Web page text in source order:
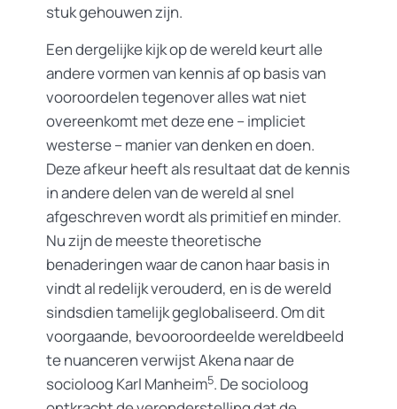
stuk gehouwen zijn.
Een dergelijke kijk op de wereld keurt alle
andere vormen van kennis af op basis van
vooroordelen tegenover alles wat niet
overeenkomt met deze ene – impliciet
westerse – manier van denken en doen.
Deze afkeur heeft als resultaat dat de kennis
in andere delen van de wereld al snel
afgeschreven wordt als primitief en minder.
Nu zijn de meeste theoretische
benaderingen waar de canon haar basis in
vindt al redelijk verouderd, en is de wereld
sindsdien tamelijk geglobaliseerd. Om dit
voorgaande, bevooroordeelde wereldbeeld
te nuanceren verwijst Akena naar de
socioloog Karl Manheim5. De socioloog